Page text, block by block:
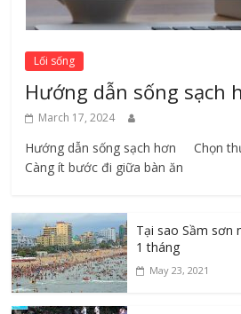
Lối sống
Hướng dẫn sống sạch
March 17, 2024
Hướng dẫn sống sạch hơn Chọn
Càng ít bước đi giữa bàn ăn
Tại sao Sầm sơn
1 tháng
May 23, 2021